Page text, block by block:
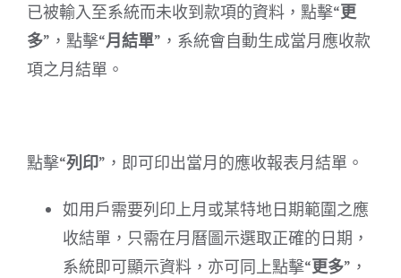
已被輸入至系統而未收到款項的資料，點擊“更
多”，點擊“月結單”，系統會自動生成當月應收款
項之月結單。
點擊“列印”，即可印出當月的應收報表月結單。
如用戶需要列印上月或某特地日期範圍之應
收結單，只需在月曆圖示選取正確的日期，
系統即可顯示資料，亦可同上點擊“更多”，